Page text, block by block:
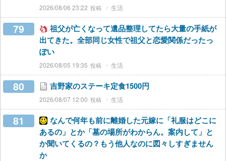
2026/08/06 23:22 生活
79
祖父が亡くなって遺品整理してたら大量の手紙が
出てきた。全部同じ女性で祖父と恋愛関係だったっ
ぽい
2026/08/05 19:35 生活
80 吉野家のステーキ定食1500円
2026/08/07 12:00 生活
81
なんで何年も前に離婚した元嫁に「礼服はどこに
あるの」とか「墓の場所がわからん。案内して」と
か聞いてくるの？もう他人なのに図々しすぎません
か